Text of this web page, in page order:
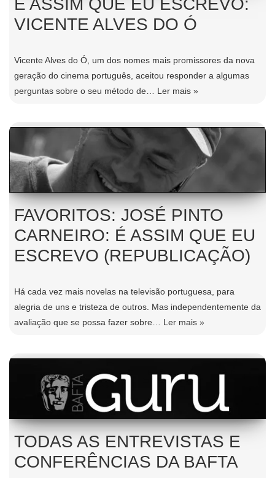
É ASSIM QUE EU ESCREVO:
VICENTE ALVES DO Ó
Vicente Alves do Ó, um dos nomes mais promissores da nova
geração do cinema português, aceitou responder a algumas
perguntas sobre o seu método de… Ler mais »
FAVORITOS: JOSÉ PINTO
CARNEIRO: É ASSIM QUE EU
ESCREVO (REPUBLICAÇÃO)
Há cada vez mais novelas na televisão portuguesa, para
alegria de uns e tristeza de outros. Mas independentemente da
avaliação que se possa fazer sobre… Ler mais »
TODAS AS ENTREVISTAS E
CONFERÊNCIAS DA BAFTA